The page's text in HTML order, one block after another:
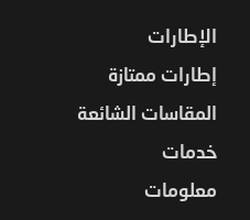
الإطارات
إطارات ممتازة
المقاسات الشائعة
خدمات
معلومات